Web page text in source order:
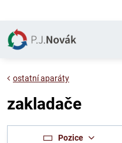
ostatní aparáty
zakladače
Pozice